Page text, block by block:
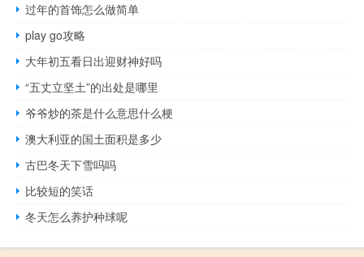
过年的首饰怎么做简单
play go攻略
大年初五看日出迎财神好吗
“五丈立坚土”的出处是哪里
爷爷炒的茶是什么意思什么梗
澳大利亚的国土面积是多少
古巴冬天下雪吗吗
比较短的笑话
冬天怎么养护种球呢